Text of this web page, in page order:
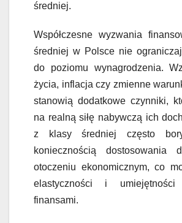
średniej.
Współczesne wyzwania
średniej w Polsce nie
do poziomu wynagrodzenia.
życia, inflacja czy zmienne
stanowią dodatkowe czynniki,
na realną siłę nabywczą ich
z klasy średniej często
koniecznością
otoczeniu ekonomicznym, co
elastyczności i umiejętności
finansami.